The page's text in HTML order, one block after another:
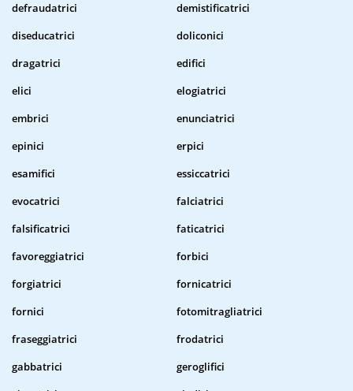
defraudatrici
demistificatrici
diseducatrici
doliconici
dragatrici
edifici
elici
elogiatrici
embrici
enunciatrici
epinici
erpici
esamifici
essiccatrici
evocatrici
falciatrici
falsificatrici
faticatrici
favoreggiatrici
forbici
forgiatrici
fornicatrici
fornici
fotomitragliatrici
fraseggiatrici
frodatrici
gabbatrici
geroglifici